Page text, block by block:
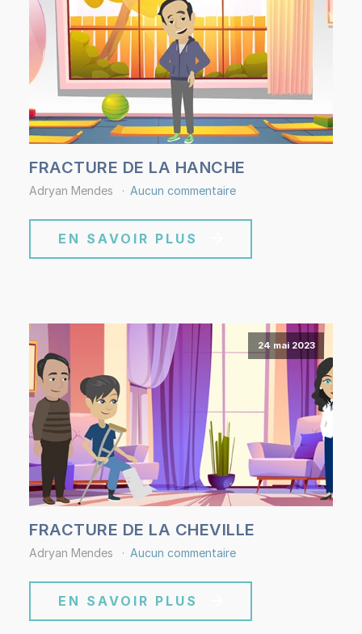
FRACTURE DE LA HANCHE
Adryan Mendes Aucun commentaire
EN SAVOIR PLUS
24 mai 2023
FRACTURE DE LA CHEVILLE
Adryan Mendes Aucun commentaire
EN SAVOIR PLUS